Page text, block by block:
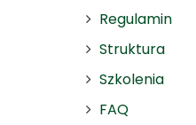
Regulamin
Struktura
Szkolenia
FAQ